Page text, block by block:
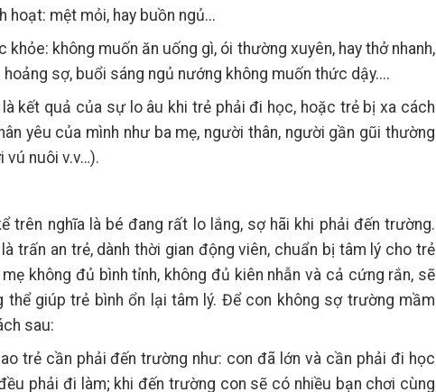
hoạt: mệt mỏi, hay buồn ngủ...
khỏe: không muốn ăn uống gì, ói thường xuyên, hay thở nhanh,
sợ, buổi sáng ngủ nướng không muốn thức dậy....
kết quả của sự lo âu khi trẻ phải đi học, hoặc trẻ bị xa cách
yêu của mình như ba mẹ, người thân, người gần gũi thường
vú nuôi v.v…).
trên nghĩa là bé đang rất lo lắng, sợ hãi khi phải đến trường.
trấn an trẻ, dành thời gian động viên, chuẩn bị tâm lý cho trẻ
không đủ bình tỉnh, không đủ kiên nhẫn và cả cứng rắn, sẽ
thể giúp trẻ bình ổn lại tâm lý. Để con không sợ trường mầm
sau:
trẻ cần phải đến trường như: con đã lớn và cần phải đi học
phải đi làm; khi đến trường con sẽ có nhiều bạn chơi cùng